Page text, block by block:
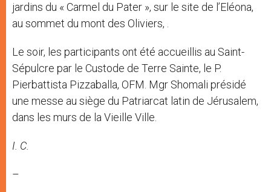
jardins du « Carmel du Pater », sur le site de l’Eléona,
au sommet du mont des Oliviers, .
Le soir, les participants ont été accueillis au Saint-
Sépulcre par le Custode de Terre Sainte, le P.
Pierbattista Pizzaballa, OFM. Mgr Shomali présidé
une messe au siège du Patriarcat latin de Jérusalem,
dans les murs de la Vieille Ville.
I. C.
–